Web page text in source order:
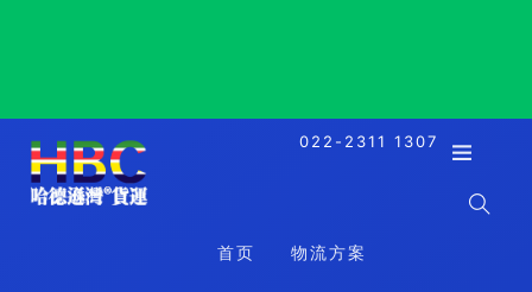
022-2311 1307
首页 物流方案